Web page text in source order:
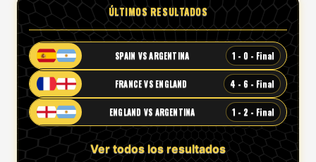
ÚLTIMOS RESULTADOS
SPAIN VS ARGENTINA 1 - 0 - Final
FRANCE VS ENGLAND 4 - 6 - Final
ENGLAND VS ARGENTINA 1 - 2 - Final
Ver todos los resultados